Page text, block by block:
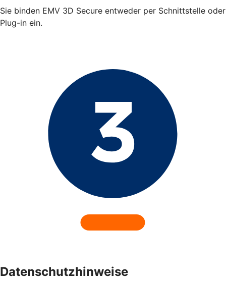
Sie binden EMV 3D Secure entweder per Schnittstelle oder
Plug-in ein.
Datenschutzhinweise